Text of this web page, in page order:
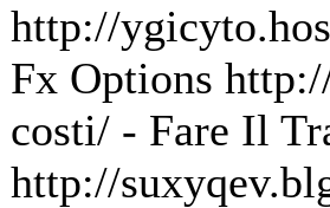
http://
Fx Options
costi/ - Fare Il
http://